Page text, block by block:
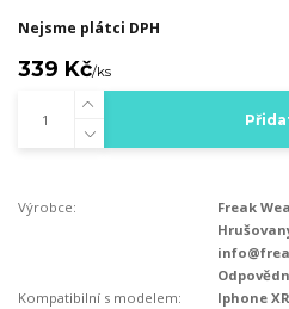
Nejsme plátci DPH
339 Kč/ks
Výrobce:
Freak
Kompatibilní s modelem:
Iphone XR